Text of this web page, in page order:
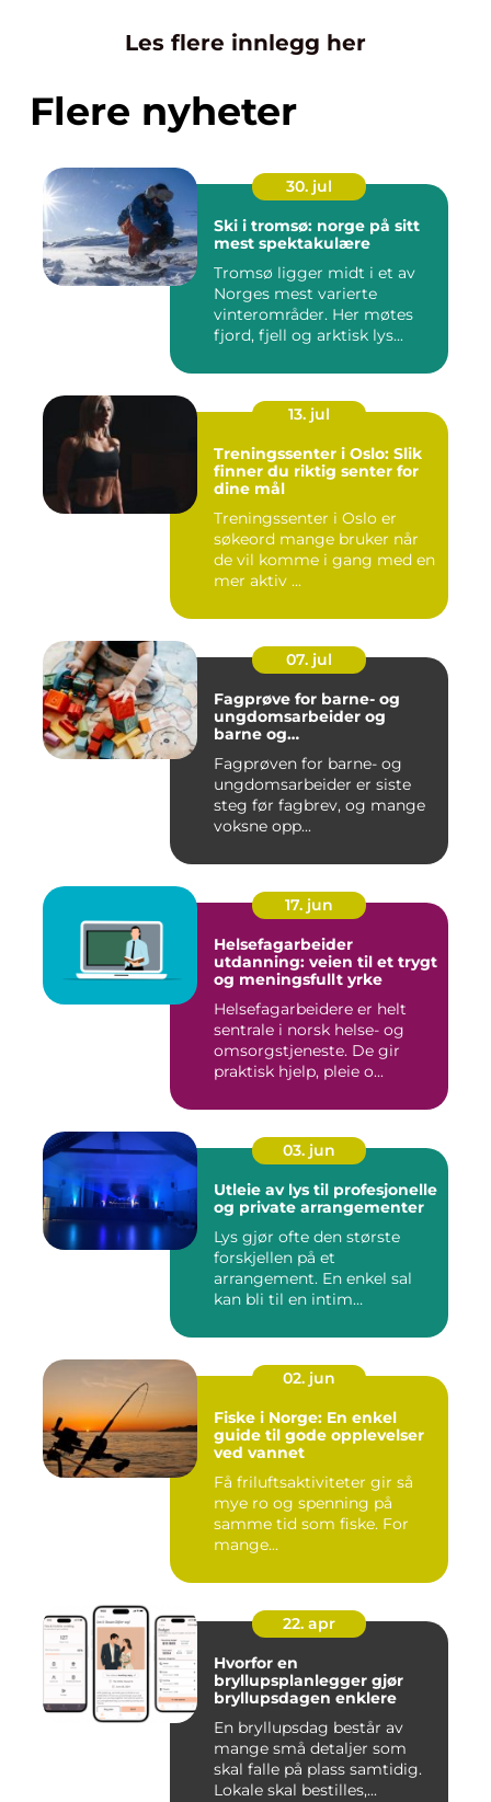
Les flere innlegg her
Flere nyheter
30. jul
Ski i tromsø: norge på sitt
mest spektakulære
Tromsø ligger midt i et av
Norges mest varierte
vinterområder. Her møtes
fjord, fjell og arktisk lys...
13. jul
Treningssenter i Oslo: Slik
finner du riktig senter for
dine mål
Treningssenter i Oslo er
søkeord mange bruker når
de vil komme i gang med en
mer aktiv ...
07. jul
Fagprøve for barne- og
ungdomsarbeider og
barne og
og VG2
Fagprøven for barne- og
ungdomsarbeider er siste
steg før fagbrev, og mange
voksne opp...
17. jun
Helsefagarbeider
utdanning: veien til et trygt
og meningsfullt yrke
Helsefagarbeidere er helt
sentrale i norsk helse- og
omsorgstjeneste. De gir
praktisk hjelp, pleie o...
03. jun
Utleie av lys til profesjonelle
og private arrangementer
Lys gjør ofte den største
forskjellen på et
arrangement. En enkel sal
kan bli til en intim
02. jun
Fiske i Norge: En enkel
guide til gode opplevelser
ved vannet
Få friluftsaktiviteter gir så
mye ro og spenning på
samme tid som fiske. For
mange...
22. apr
Hvorfor en
bryllupsplanlegger gjør
bryllupsdagen enklere
En bryllupsdag består av
mange små detaljer som
skal falle på plass samtidig.
Lokale skal bestilles,...